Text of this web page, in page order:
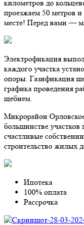
километров до
проезжаем 50 метров
месте! Перед вами —
Электрофикация
каждого участка
опоры. Газификация
графика проведения
щебнем.
Микрорайон
большинстве
счастливые
строительство жилых
Ипотека
100% оплата
Рассрочка